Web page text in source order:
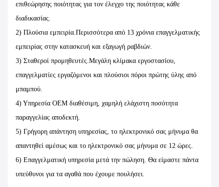
επιθεώρησης ποιότητας για τον έλεγχο της ποιότητας κάθε
διαδικασίας.
2) Πλούσια εμπειρία.Περισσότερα από 13 χρόνια επαγγελματικής
εμπειρίας στην κατασκευή και εξαγωγή ραβδιών.
3) Σταθεροί προμηθευτές.Μεγάλη κλίμακα εργοστασίου,
επαγγελματίες εργαζόμενοι και πλούσιοι πόροι πρώτης ύλης από
μπαμπού.
4) Υπηρεσία OEM διαθέσιμη, χαμηλή ελάχιστη ποσότητα
παραγγελίας αποδεκτή.
5) Γρήγορη απάντηση υπηρεσίας, το ηλεκτρονικό σας μήνυμα θα
απαντηθεί αμέσως και το ηλεκτρονικό σας μήνυμα σε 12 ώρες.
6) Επαγγελματική υπηρεσία μετά την πώληση. Θα είμαστε πάντα
υπεύθυνοι για τα αγαθά που έχουμε πουλήσει.